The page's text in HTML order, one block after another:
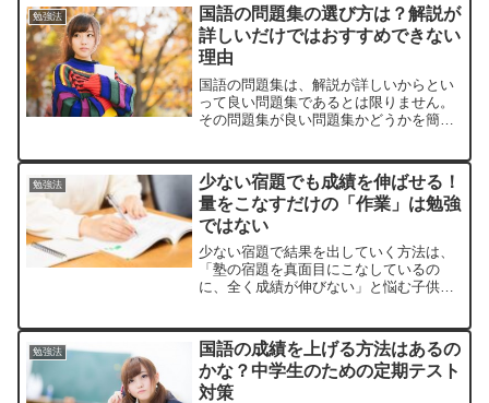
勉強法
国語の問題集の選び方は？解説が
詳しいだけではおすすめできない
理由
国語の問題集は、解説が詳しいからとい
って良い問題集であるとは限りません。
その問題集が良い問題集かどうかを簡単
勉強法
少ない宿題でも成績を伸ばせる！
量をこなすだけの「作業」は勉強
ではない
少ない宿題で結果を出していく方法は、
「塾の宿題を真面目にこなしているの
に、全く成績が伸びない」と悩む子供と
勉強法
国語の成績を上げる方法はあるの
かな？中学生のための定期テスト
対策